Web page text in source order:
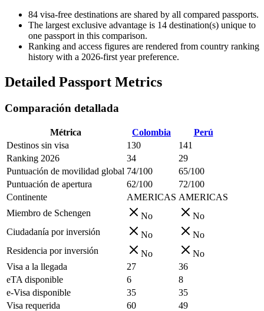
84 visa-free destinations are shared by all compared passports.
The largest exclusive advantage is 14 destination(s) unique to
one passport in this comparison.
Ranking and access figures are rendered from country ranking
history with a 2026-first year preference.
Detailed Passport Metrics
Comparación detallada
Métrica Colombia
Perú
Destinos sin visa
130
141
Ranking 2026
34
29
Puntuación de movilidad global 74/100
65/100
Puntuación de apertura
62/100
72/100
Continente
AMERICAS AMERICAS
Miembro de Schengen
No
No
Ciudadanía por inversión
No
No
Residencia por inversión
No
No
Visa a la llegada
27
36
eTA disponible
6
8
e-Visa disponible
35
35
Visa requerida
60 49